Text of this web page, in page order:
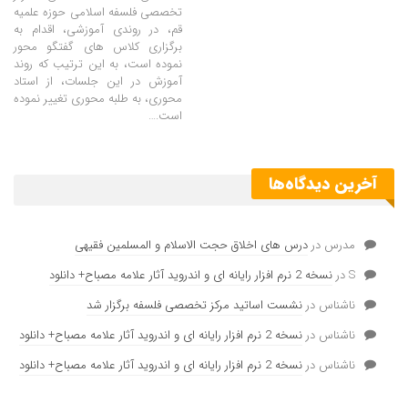
تخصصی فلسفه اسلامی حوزه علمیه
قم، در روندی آموزشی، اقدام به
برگزاری کلاس های گفتگو محور
نموده است، به این ترتیب که روند
آموزش در این جلسات، از استاد
محوری، به طلبه محوری تغییر نموده
است.…
آخرین دیدگاه‌ها
مدرس در درس های اخلاق حجت الاسلام و المسلمین فقیهی
Sدر نسخه 2 نرم افزار رایانه ای و اندروید آثار علامه مصباح+ دانلود
ناشناس در نشست اساتید مرکز تخصصی فلسفه برگزار شد
ناشناس در نسخه 2 نرم افزار رایانه ای و اندروید آثار علامه مصباح+ دانلود
ناشناس در نسخه 2 نرم افزار رایانه ای و اندروید آثار علامه مصباح+ دانلود